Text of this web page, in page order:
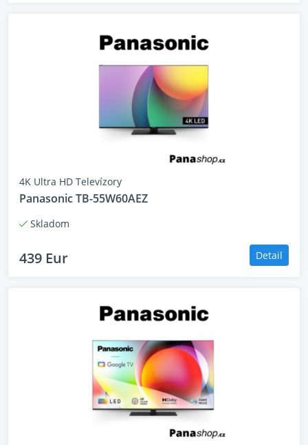
4K Ultra HD Televízory
Panasonic TB-55W60AEZ
Skladom
439 Eur Detail